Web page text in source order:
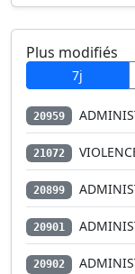
Plus modifiés
7j
20959
21072 VIOLENCE
20899
20901
20902